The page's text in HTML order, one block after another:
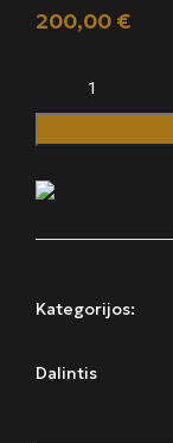
200,00 €
Kategorijos:
Dalintis